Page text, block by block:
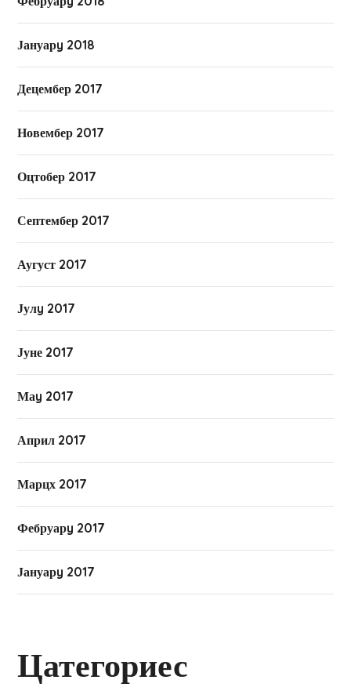
Јануарy 2018
Децембер 2017
Новембер 2017
Оцтобер 2017
Септембер 2017
Аугуст 2017
Јулy 2017
Јуне 2017
Маy 2017
Април 2017
Марцх 2017
Фебруарy 2017
Јануарy 2017
Цатегориес